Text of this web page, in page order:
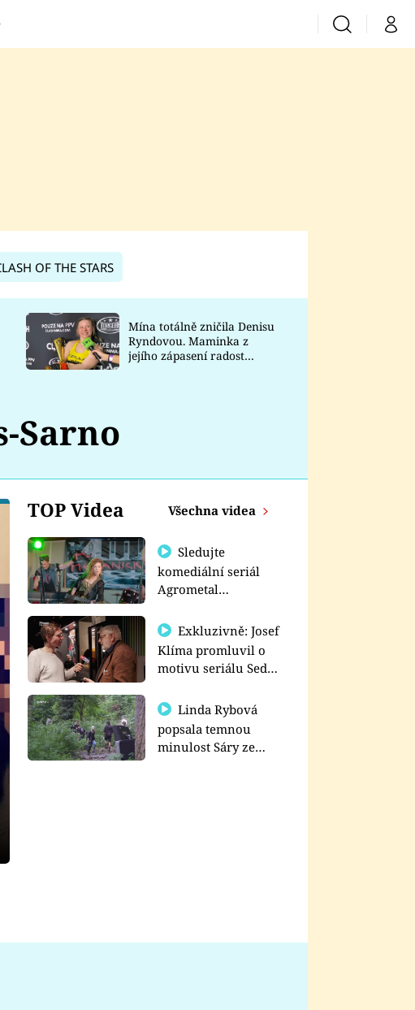
VyhledáváníMůj
Prima Lajk
Sledujte nás
OF THE STARS
Mína totálně zničila Denisu
Ryndovou. Maminka z
jejího zápasení radost
Sarno
TOP Videa Všechna videa
Sledujte
komediální seriál
Agrometal
prima+
Exkluzivně: Josef
Klíma promluvil o
motivu seriálu Sedm
Linda Rybová
popsala temnou
minulost Sáry ze